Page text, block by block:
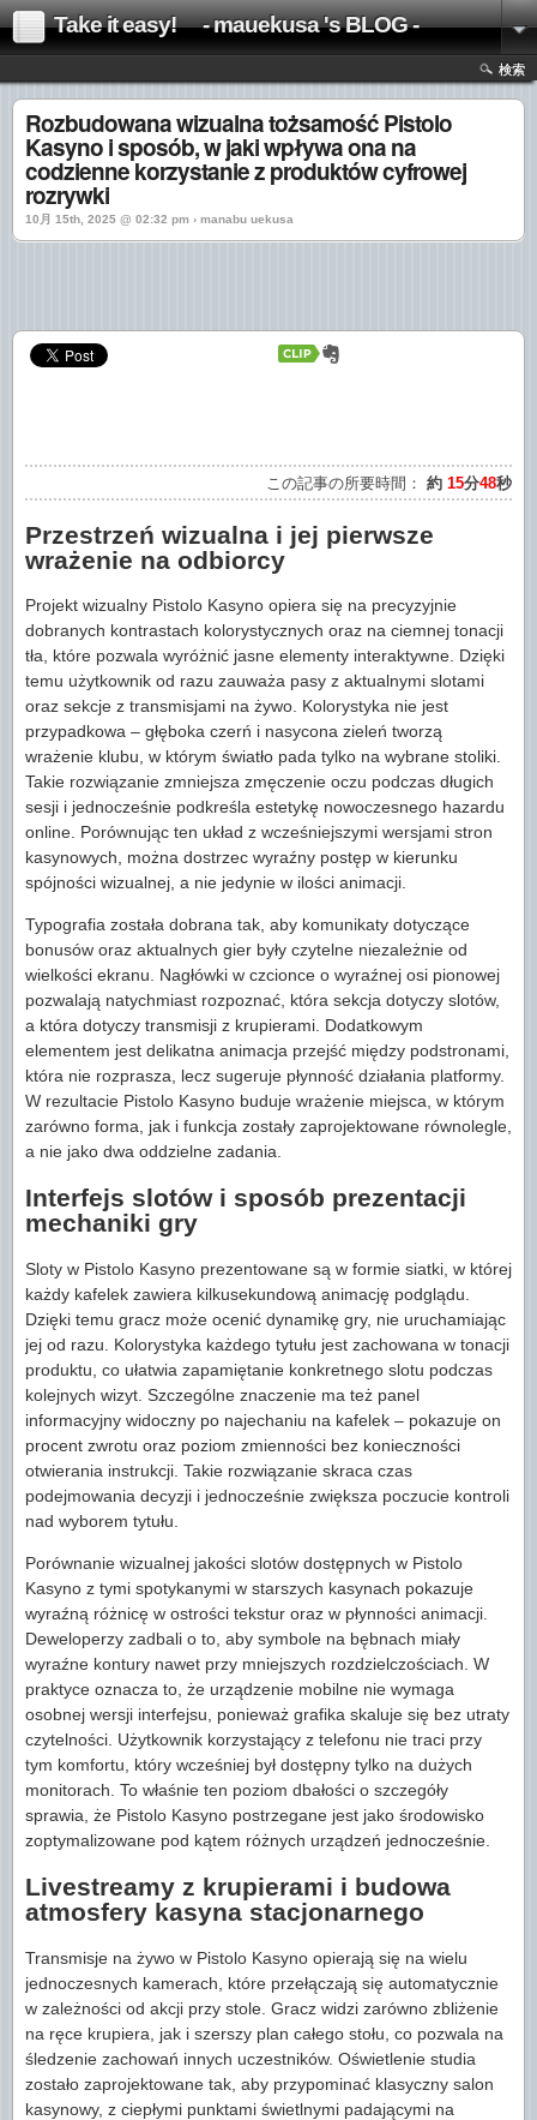
Take it easy! - mauekusa 's BLOG -
検索
Rozbudowana wizualna tożsamość Pistolo
Kasyno i sposób, w jaki wpływa ona na
codzienne korzystanie z produktów cyfrowej
rozrywki
10月 15th, 2025 @ 02:32 pm › manabu uekusa
この記事の所要時間： 約 15分48秒
Przestrzeń wizualna i jej pierwsze
wrażenie na odbiorcy
Projekt wizualny Pistolo Kasyno opiera się na precyzyjnie
dobranych kontrastach kolorystycznych oraz na ciemnej tonacji
tła, które pozwala wyróżnić jasne elementy interaktywne. Dzięki
temu użytkownik od razu zauważa pasy z aktualnymi slotami
oraz sekcje z transmisjami na żywo. Kolorystyka nie jest
przypadkowa – głęboka czerń i nasycona zieleń tworzą
wrażenie klubu, w którym światło pada tylko na wybrane stoliki.
Takie rozwiązanie zmniejsza zmęczenie oczu podczas długich
sesji i jednocześnie podkreśla estetykę nowoczesnego hazardu
online. Porównując ten układ z wcześniejszymi wersjami stron
kasynowych, można dostrzec wyraźny postęp w kierunku
spójności wizualnej, a nie jedynie w ilości animacji.
Typografia została dobrana tak, aby komunikaty dotyczące
bonusów oraz aktualnych gier były czytelne niezależnie od
wielkości ekranu. Nagłówki w czcionce o wyraźnej osi pionowej
pozwalają natychmiast rozpoznać, która sekcja dotyczy slotów,
a która dotyczy transmisji z krupierami. Dodatkowym
elementem jest delikatna animacja przejść między podstronami,
która nie rozprasza, lecz sugeruje płynność działania platformy.
W rezultacie Pistolo Kasyno buduje wrażenie miejsca, w którym
zarówno forma, jak i funkcja zostały zaprojektowane równolegle,
a nie jako dwa oddzielne zadania.
Interfejs slotów i sposób prezentacji
mechaniki gry
Sloty w Pistolo Kasyno prezentowane są w formie siatki, w której
każdy kafelek zawiera kilkusekundową animację podglądu.
Dzięki temu gracz może ocenić dynamikę gry, nie uruchamiając
jej od razu. Kolorystyka każdego tytułu jest zachowana w tonacji
produktu, co ułatwia zapamiętanie konkretnego slotu podczas
kolejnych wizyt. Szczególne znaczenie ma też panel
informacyjny widoczny po najechaniu na kafelek – pokazuje on
procent zwrotu oraz poziom zmienności bez konieczności
otwierania instrukcji. Takie rozwiązanie skraca czas
podejmowania decyzji i jednocześnie zwiększa poczucie kontroli
nad wyborem tytułu.
Porównanie wizualnej jakości slotów dostępnych w Pistolo
Kasyno z tymi spotykanymi w starszych kasynach pokazuje
wyraźną różnicę w ostrości tekstur oraz w płynności animacji.
Deweloperzy zadbali o to, aby symbole na bębnach miały
wyraźne kontury nawet przy mniejszych rozdzielczościach. W
praktyce oznacza to, że urządzenie mobilne nie wymaga
osobnej wersji interfejsu, ponieważ grafika skaluje się bez utraty
czytelności. Użytkownik korzystający z telefonu nie traci przy
tym komfortu, który wcześniej był dostępny tylko na dużych
monitorach. To właśnie ten poziom dbałości o szczegóły
sprawia, że Pistolo Kasyno postrzegane jest jako środowisko
zoptymalizowane pod kątem różnych urządzeń jednocześnie.
Livestreamy z krupierami i budowa
atmosfery kasyna stacjonarnego
Transmisje na żywo w Pistolo Kasyno opierają się na wielu
jednoczesnych kamerach, które przełączają się automatycznie
w zależności od akcji przy stole. Gracz widzi zarówno zbliżenie
na ręce krupiera, jak i szerszy plan całego stołu, co pozwala na
śledzenie zachowań innych uczestników. Oświetlenie studia
zostało zaprojektowane tak, aby przypominać klasyczny salon
kasynowy, z ciepłymi punktami świetlnymi padającymi na